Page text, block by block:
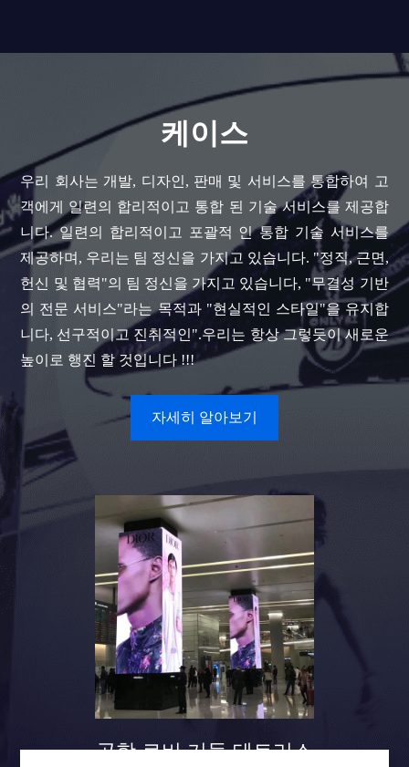
케이스
우리 회사는 개발, 디자인, 판매 및 서비스를 통합하여 고
객에게 일련의 합리적이고 통합 된 기술 서비스를 제공합
니다. 일련의 합리적이고 포괄적 인 통합 기술 서비스를
제공하며, 우리는 팀 정신을 가지고 있습니다. "정직, 근면,
헌신 및 협력"의 팀 정신을 가지고 있습니다, "무결성 기반
의 전문 서비스"라는 목적과 "현실적인 스타일"을 유지합
니다, 선구적이고 진취적인".우리는 항상 그렇듯이 새로운
높이로 행진 할 것입니다 !!!
자세히 알아보기
공항 로비 기둥 테트리스